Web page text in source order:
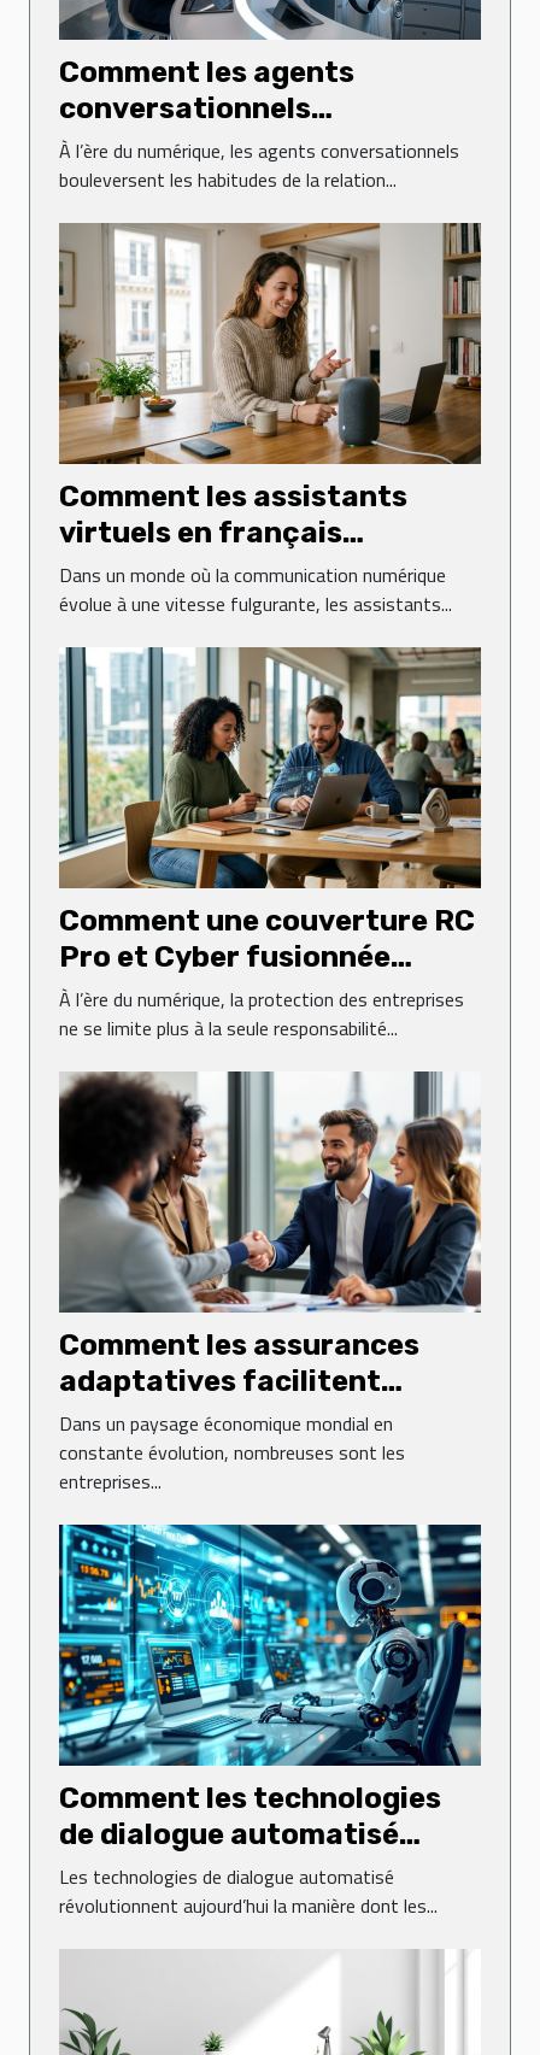
Comment les agents
conversationnels
révolutionnent-ils le service
client ?
À l’ère du numérique, les agents conversationnels
bouleversent les habitudes de la relation...
Comment les assistants
virtuels en français
révolutionnent-ils la
communication numérique ?
Dans un monde où la communication numérique
évolue à une vitesse fulgurante, les assistants...
Comment une couverture RC
Pro et Cyber fusionnée
protège mieux votre
entreprise ?
À l’ère du numérique, la protection des entreprises
ne se limite plus à la seule responsabilité...
Comment les assurances
adaptatives facilitent
l'expansion des entreprises
étrangères en France ?
Dans un paysage économique mondial en
constante évolution, nombreuses sont les
entreprises...
Comment les technologies
de dialogue automatisé
transforment-elles le
service client ?
Les technologies de dialogue automatisé
révolutionnent aujourd’hui la manière dont les...